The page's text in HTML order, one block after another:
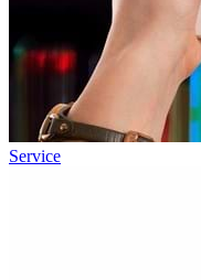
Service